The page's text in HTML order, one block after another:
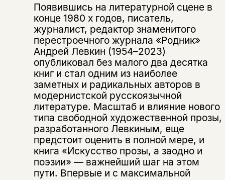
Появившись на литературной сцене в
конце 1980 х годов, писатель,
журналист, редактор знаменитого
перестроечного журнала «Родник»
Андрей Левкин (1954–2023)
опубликовал без малого два десятка
книг и стал одним из наиболее
заметных и радикальных авторов в
модернистской русскоязычной
литературе. Масштаб и влияние нового
типа свободной художественной прозы,
разработанного Левкиным, еще
предстоит оценить в полной мере, и
книга «Искусство прозы, а заодно и
поэзии» — важнейший шаг на этом
пути. Впервые и с максимальной